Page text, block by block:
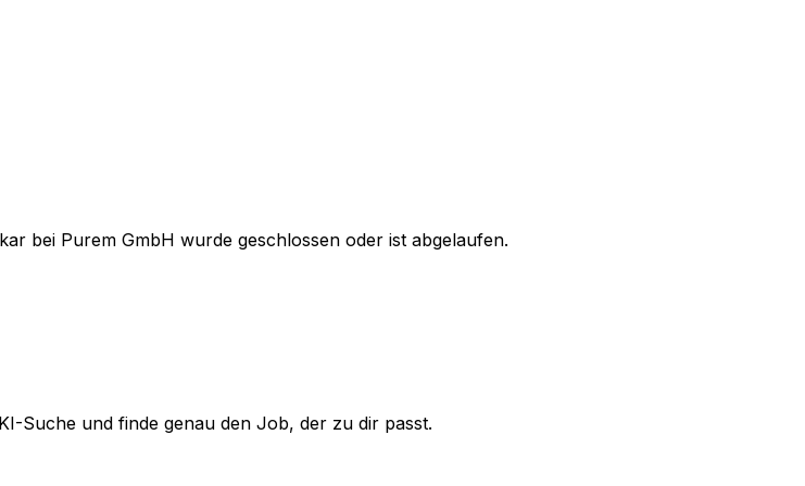
bei Purem GmbH wurde geschlossen oder ist abgelaufen.
Suche und finde genau den Job, der zu dir passt.